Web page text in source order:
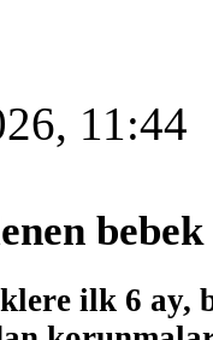
11:44
ilk 6 ay,